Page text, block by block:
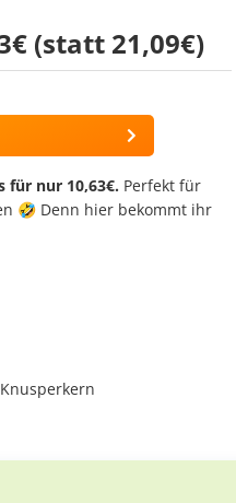
(statt 21,09€)
für nur 10,63€. Perfekt für
🤣 Denn hier bekommt ihr